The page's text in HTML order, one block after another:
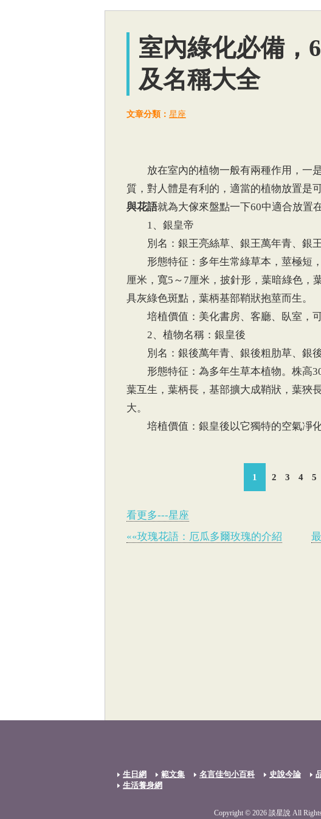
室內綠化必備，
及名稱大全
文章分類： 星座
放在室內的植物一般有兩種作用，一
質，對人體是有利的，適當的植物放置是
與花語就為大傢來盤點一下60中適合放置
1、銀皇帝
別名：銀王亮絲草、銀王萬年青、銀王
形態特征：多年生常綠草本，莖極短，
厘米，寬5～7厘米，披針形，葉暗綠色，
具灰綠色斑點，葉柄基部鞘狀抱莖而生。
培植價值：美化書房、客廳、臥室，可
2、植物名稱：銀皇後
別名：銀後萬年青、銀後粗肋草、銀後
形態特征：為多年生草本植物。株高30
葉互生，葉柄長，基部擴大成鞘狀，葉狹
大。
培植價值：銀皇後以它獨特的空氣凈化
1 2 3 4 5
看更多---星座
««玫瑰花語：厄瓜多爾玫瑰的介紹
生日網 範文集 名言佳句小百科 史說今論
生活養身網
Copyright © 2026 談星說 All Rights